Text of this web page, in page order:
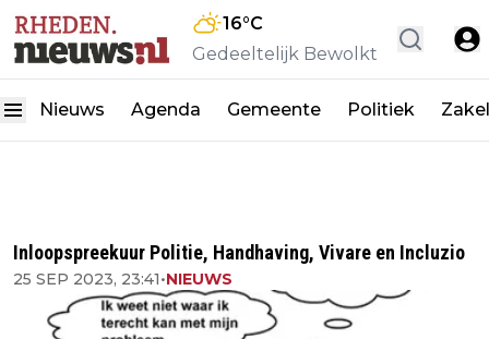
16°C
Gedeeltelijk Bewolkt
Nieuws Agenda Gemeente Politiek
Inloopspreekuur Politie, Handhaving, Vivare en Incluzio
25 SEP 2023, 23:41•NIEUWS